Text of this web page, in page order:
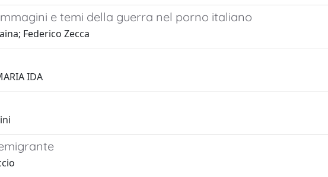
e temi della guerra nel porno italiano
Federico Zecca
IDA